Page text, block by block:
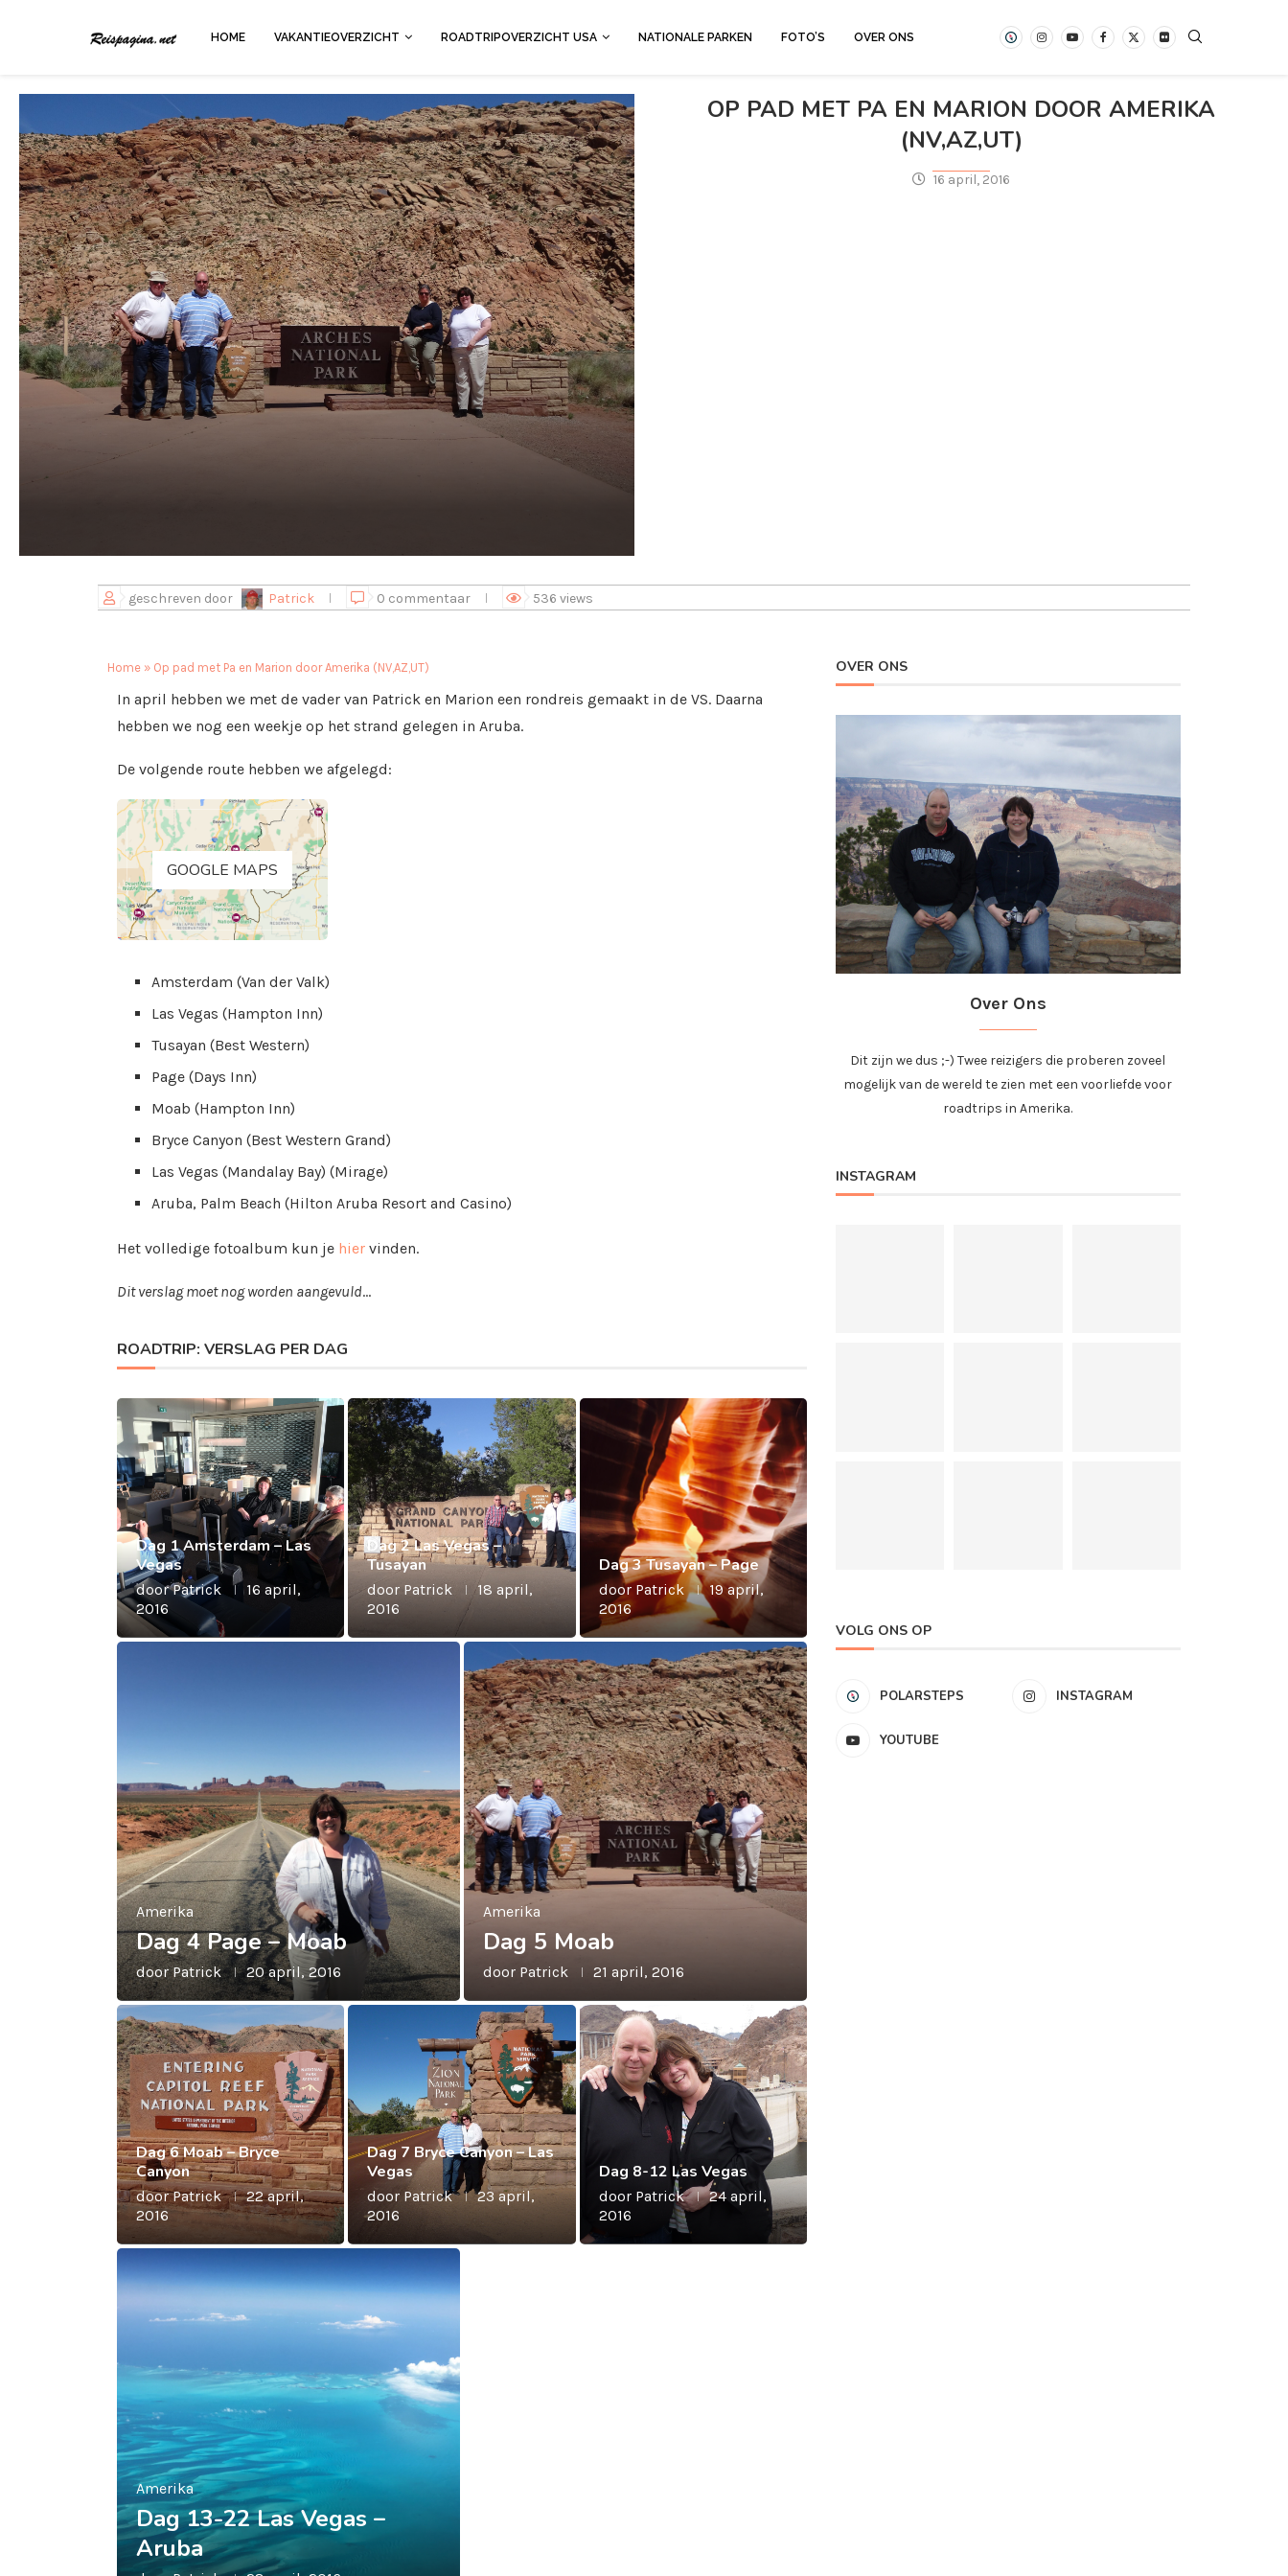
HOME VAKANTIEOVERZICHT ROADTRIPOVERZICHT USA NATIONALE PARKEN FOTO’S OVER ONS
OP PAD MET PA EN MARION DOOR AMERIKA
(NV,AZ,UT)
16 april, 2016
geschreven door Patrick 0 commentaar 536 views
Home » Op pad met Pa en Marion door Amerika (NV,AZ,UT)
In april hebben we met de vader van Patrick en Marion een rondreis gemaakt in de VS. Daarna
hebben we nog een weekje op het strand gelegen in Aruba.
De volgende route hebben we afgelegd:
GOOGLE MAPS
Amsterdam (Van der Valk)
Las Vegas (Hampton Inn)
Tusayan (Best Western)
Page (Days Inn)
Moab (Hampton Inn)
Bryce Canyon (Best Western Grand)
Las Vegas (Mandalay Bay) (Mirage)
Aruba, Palm Beach (Hilton Aruba Resort and Casino)
Het volledige fotoalbum kun je hier vinden.
Dit verslag moet nog worden aangevuld…
ROADTRIP: VERSLAG PER DAG
Dag 1 Amsterdam – Las
Vegas
doorPatrick
16 april,
2016
Dag 2 Las Vegas –
Tusayan
door Patrick
18 april,
2016
Dag 3 Tusayan – Page
door Patrick
19 april,
2016
Amerika
Dag 4 Page – Moab
doorPatrick 20 april, 2016
Amerika
Dag 5 Moab
door Patrick 21 april, 2016
Dag 6 Moab – Bryce
Canyon
doorPatrick
22 april,
2016
Dag 7 Bryce Canyon – Las
Vegas
door Patrick
23 april,
2016
Dag 8-12 Las Vegas
door Patrick
24 april,
2016
Amerika
Dag 13-22 Las Vegas –
Aruba
OVER ONS
Over Ons
Dit zijn we dus ;-) Twee reizigers die proberen zoveel
mogelijk van de wereld te zien met een voorliefde voor
roadtrips in Amerika.
INSTAGRAM
VOLG ONS OP
POLARSTEPS INSTAGRAM
YOUTUBE